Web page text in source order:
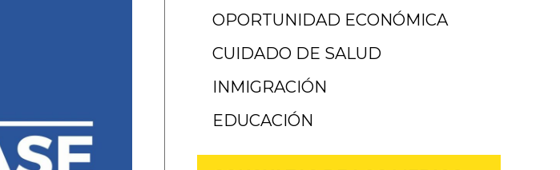
OPORTUNIDAD ECONÓMICA
CUIDADO DE SALUD
INMIGRACIÓN
EDUCACIÓN